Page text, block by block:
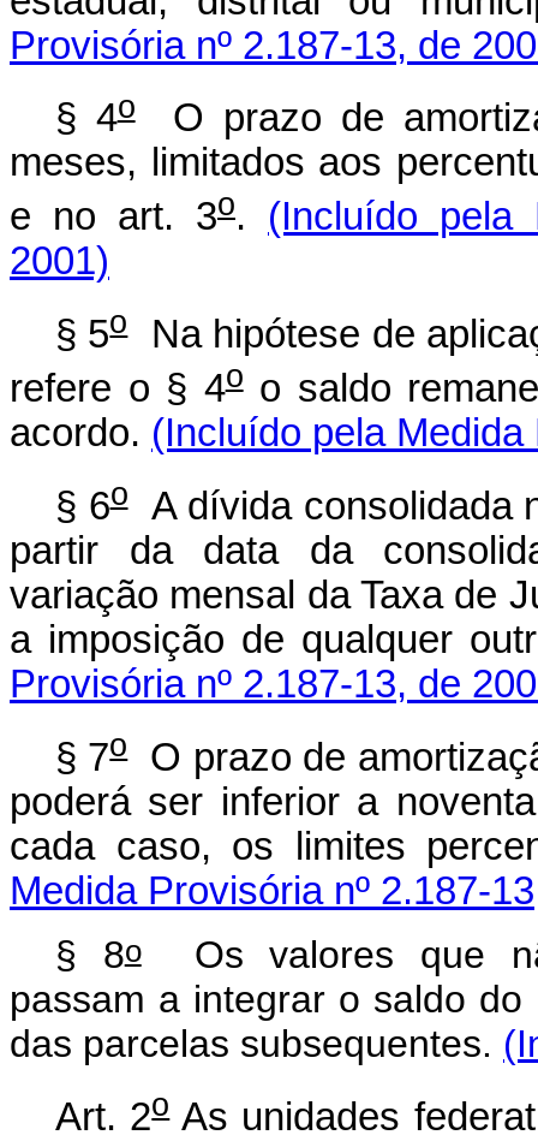
Provisória nº 2.187-13, de
§ 4oO prazo de
meses, limitados aos
e no art. 3o. (Incluído pela
2001)
§ 5oNa hipótese de
refere o § 4oo saldo
acordo. (Incluído pela
§ 6oA dívida consolidada
partir da data da
variação mensal da Taxa de
a imposição de qualquer
Provisória nº 2.187-13, de
§ 7oO prazo de
poderá ser inferior a
cada caso, os limites
Medida Provisória nº 2.187-
§ 8oOs valores que
passam a integrar o saldo
das parcelas subsequentes.
Art. 2oAs unidades